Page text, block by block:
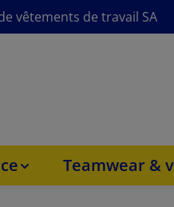
vêtements de travail SA
Teamwear &